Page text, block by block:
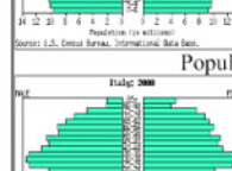
Notifiche mobile
Regala il Post
Hai bisogno di aiuto?
Esci